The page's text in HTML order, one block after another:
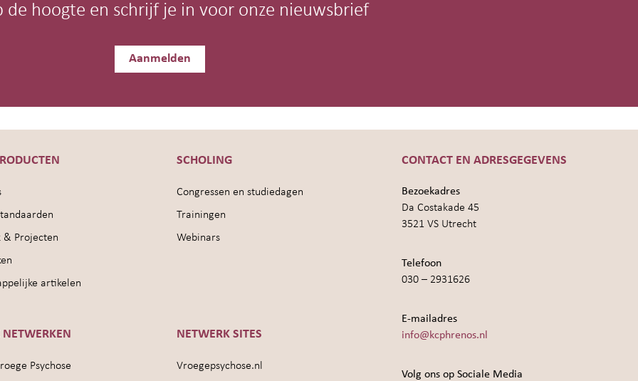
de hoogte en schrijf je in voor onze nieuwsbrief
Aanmelden
& Projecten
artikelen
SCHOLING
Congressen en studiedagen
Trainingen
Webinars
NETWERKEN
Psychose
NETWERK SITES
Vroegepsychose.nl
CONTACT EN ADRESGEGEVENS
Bezoekadres
Da Costakade 45
3521 VS Utrecht
Telefoon
030 – 2931626
E-mailadres
info@kcphrenos.nl
Volg ons op Sociale Media